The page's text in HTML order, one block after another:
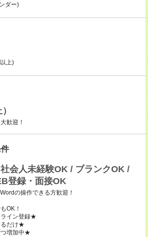
ダー)
上)
歓迎！
会人未経験OK / ブランクOK /
登録・面接OK
の操作できる方歓迎！
OK！
ライン登録★
るだけ★
つ増加中★